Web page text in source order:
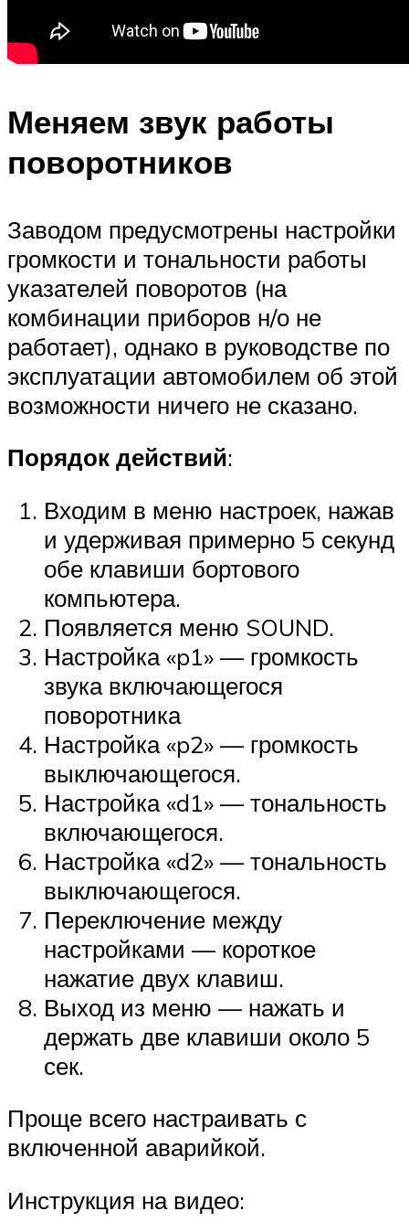
Меняем звук работы
поворотников
Заводом предусмотрены настройки
громкости и тональности работы
указателей поворотов (на
комбинации приборов н/о не
работает), однако в руководстве по
эксплуатации автомобилем об этой
возможности ничего не сказано.
Порядок действий:
Входим в меню настроек, нажав
и удерживая примерно 5 секунд
обе клавиши бортового
компьютера.
Появляется меню SOUND.
Настройка «p1» — громкость
звука включающегося
поворотника
Настройка «p2» — громкость
выключающегося.
Настройка «d1» — тональность
включающегося.
Настройка «d2» — тональность
выключающегося.
Переключение между
настройками — короткое
нажатие двух клавиш.
Выход из меню — нажать и
держать две клавиши около 5
сек.
Проще всего настраивать с
включенной аварийкой.
Инструкция на видео: